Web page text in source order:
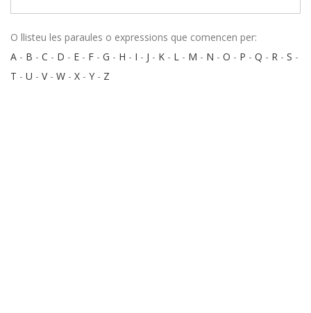
O llisteu les paraules o expressions que comencen per:
A - B - C - D - E - F - G - H - I - J - K - L - M - N - O - P - Q - R - S -
T - U - V- W - X - Y - Z